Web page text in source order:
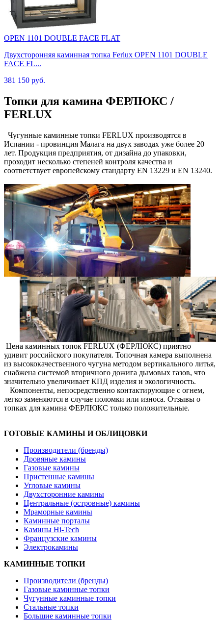
OPEN 1101 DOUBLE FACE FLAT
Двухсторонняя каминная топка Ferlux OPEN 1101 DOUBLE
FACE FL...
381 150 руб.
Топки для камина ФЕРЛЮКС /
FERLUX
Чугунные каминные топки FERLUX производятся в
Испании - провинция Малага на двух заводах уже более 20
лет. Продукция предприятия, от дизайна до упаковки,
проходит несколько степеней контроля качества и
соответствует европейскому стандарту EN 13229 и EN 13240.
Цена каминных топок FERLUX (ФЕРЛЮКС) приятно
удивит российского покупателя. Топочная камера выполнена
из высококачественного чугуна методом вертикального литья,
снабжена системой вторичного дожига дымовых газов, что
значительно увеличивает КПД изделия и экологичность.
Компоненты, непосредственно контактирующие с огнем,
легко заменяются в случае поломки или износа. Отзывы о
топках для камина ФЕРЛЮКС только положительные.
ГОТОВЫЕ КАМИНЫ И ОБЛИЦОВКИ
Производители (бренды)
Дровяные камины
Газовые камины
Пристенные камины
Угловые камины
Двухсторонние камины
Центральные (островные) камины
Мраморные камины
Каминные порталы
Камины Hi-Tech
Французские камины
Электрокамины
КАМИННЫЕ ТОПКИ
Производители (бренды)
Газовые каминные топки
Чугунные каминные топки
Стальные топки
Большие каминные топки